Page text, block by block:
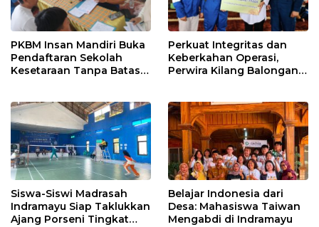
PKBM Insan Mandiri Buka
Pendaftaran Sekolah
Kesetaraan Tanpa Batas
Perkuat Integritas dan
Keberkahan Operasi,
Perwira Kilang Balongan
Siswa-Siswi Madrasah
Indramayu Siap Taklukkan
Ajang Porseni Tingkat
Belajar Indonesia dari
Desa: Mahasiswa Taiwan
Mengabdi di Indramayu